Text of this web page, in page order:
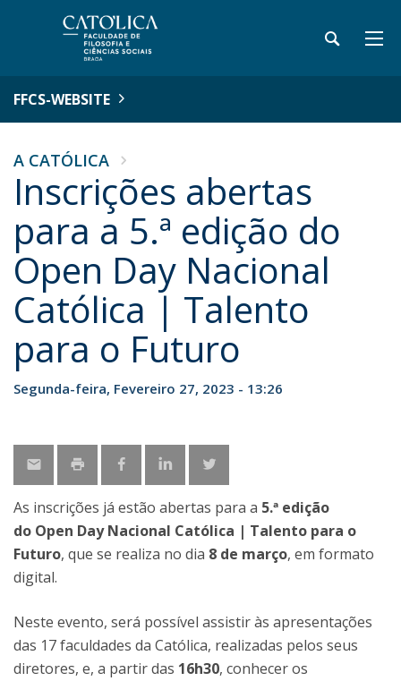
FFCS-WEBSITE
A CATÓLICA
Inscrições abertas
para a 5.ª edição do
Open Day Nacional
Católica | Talento
para o Futuro
Segunda-feira, Fevereiro 27, 2023 - 13:26
As inscrições já estão abertas para a 5.ª edição
do Open Day Nacional Católica | Talento para o
Futuro, que se realiza no dia 8 de março, em formato
digital.
Neste evento, será possível assistir às apresentações
das 17 faculdades da Católica, realizadas pelos seus
diretores, e, a partir das 16h30, conhecer os